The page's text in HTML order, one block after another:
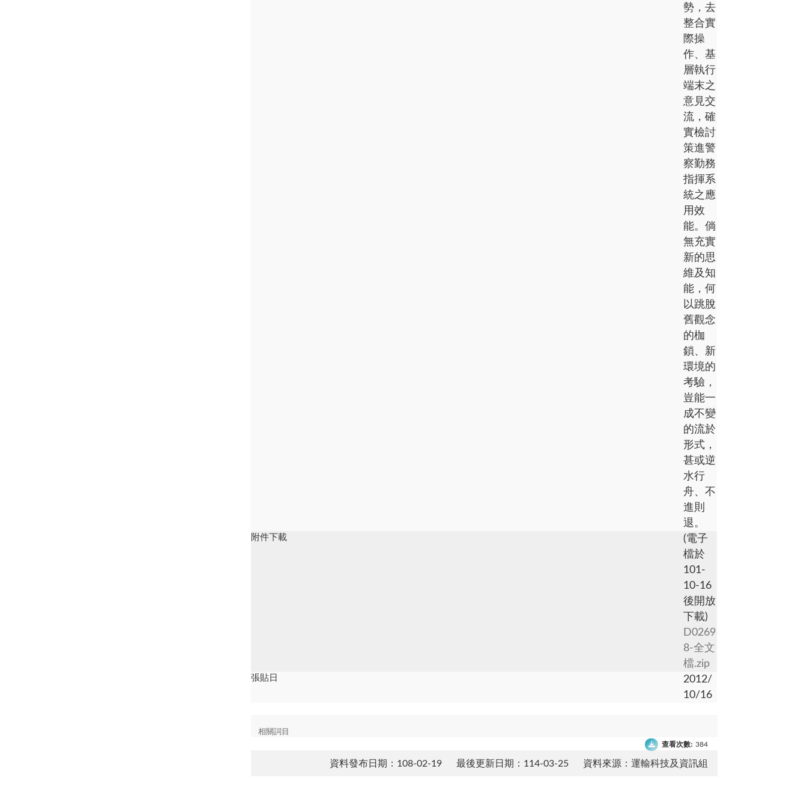
勢，去
整合實
際操
作、基
層執行
端末之
意見交
流，確
實檢討
策進警
察勤務
指揮系
統之應
用效
能。倘
無充實
新的思
維及知
能，何
以跳脫
舊觀念
的枷
鎖、新
環境的
考驗，
豈能一
成不變
的流於
形式，
甚或逆
水行
舟、不
進則
退。
附件下載
(電子
檔於
101-
10-16
後開放
下載)
D0269
8-全文
檔.zip
張貼日
2012/
10/16
相關詞目
查看次數: 384
資料發布日期：108-02-19 最後更新日期：114-03-25 資料來源：運輸科技及資訊組